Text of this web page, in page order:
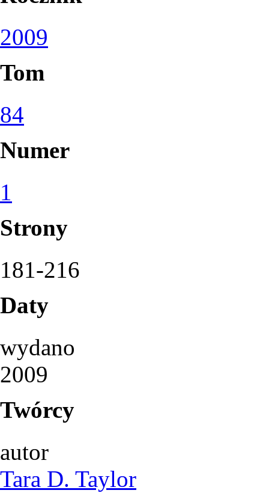
2009
Tom
84
Numer
1
Strony
181-216
Daty
wydano
2009
Twórcy
autor
Tara D. Taylor